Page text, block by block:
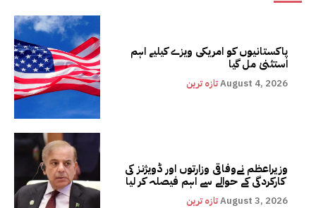
پاکستانیوں کو امریکی ویزے کیلیے اہم
استثنیٰ مل گیا
تازہ ترینAugust 4, 2026
وزیراعظم نےوفاقی وزارتوں اور ڈویژنز کی
کارکردگی کے حوالے سے اہم فیصلہ کر لیا
تازہ ترینAugust 3, 2026